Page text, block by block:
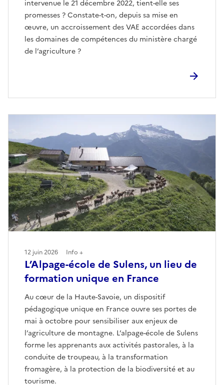
intervenue le 21 décembre 2022, tient-elle ses
promesses ? Constate-t-on, depuis sa mise en
œuvre, un accroissement des VAE accordées dans
les domaines de compétences du ministère chargé
de l’agriculture ?
L’Alpage-école de Sulens, un lieu de
formation unique en France
Au cœur de la Haute-Savoie, un dispositif
pédagogique unique en France ouvre ses portes de
mai à octobre pour sensibiliser aux enjeux de
l’agriculture de montagne. L’alpage-école de Sulens
forme les apprenants aux activités pastorales, à la
conduite de troupeau, à la transformation
fromagère, à la protection de la biodiversité et au
tourisme.
12 juin 2026 Info +